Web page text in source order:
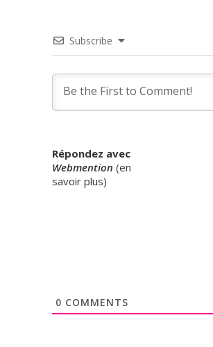
Subscribe
Répondez avec
Webmention (en
savoir plus)
0 COMMENTS